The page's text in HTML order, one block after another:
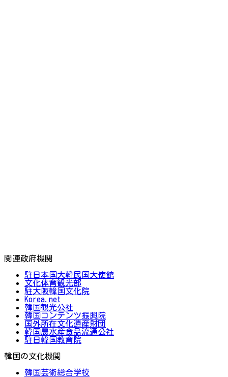
関連政府機関
駐日本国大韓民国大使館
文化体育観光部
駐大阪韓国文化院
Korea.net
韓国観光公社
韓国コンテンツ振興院
国外所在文化遺産財団
韓国農水産食品流通公社
駐日韓国教育院
韓国の文化機関
韓国芸術総合学校